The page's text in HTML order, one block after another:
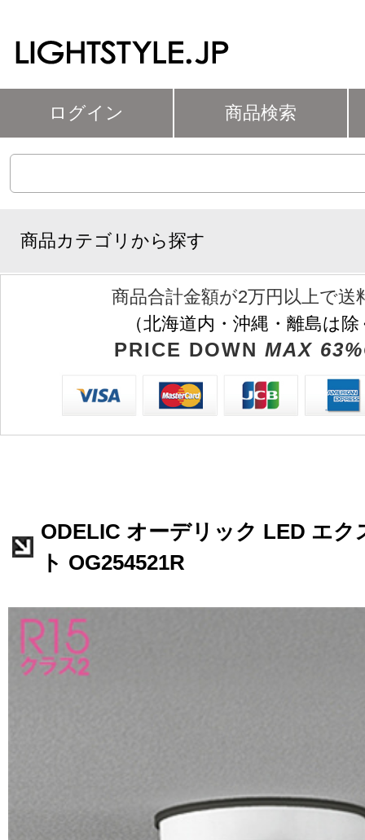
ログイン 商品検索
商品カテゴリから探す
商品合計金額が2万円以上で送
（北海道内・沖縄・離島は
PRICE DOWN MAX
ODELIC オーデリック LED エク
ト OG254521R